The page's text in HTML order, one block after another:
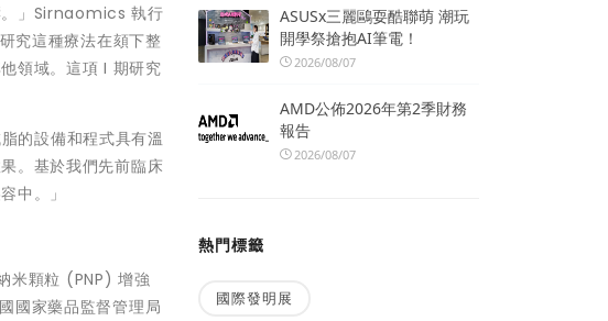
。」Sirnaomics 執行
究這種療法在頦下整
領域。這項 I 期研究
的設備和程式具有溫
。基於我們先前臨床
中。」
米顆粒 (PNP) 增強
國家藥品監督管理局
ASUSx三麗鷗耍酷聯萌 潮玩
開學祭搶抱AI筆電！
2026/08/07
AMD公佈2026年第2季財務
報告
2026/08/07
熱門標籤
國際發明展